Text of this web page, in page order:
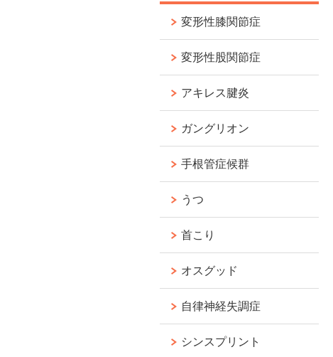
変形性膝関節症
変形性股関節症
アキレス腱炎
ガングリオン
手根管症候群
うつ
首こり
オスグッド
自律神経失調症
シンスプリント